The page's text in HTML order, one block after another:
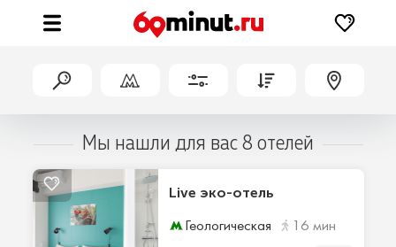
Мы нашли для вас 8 отелей
Live эко-отель
Геологическая 16 мин